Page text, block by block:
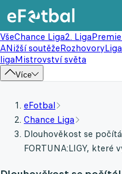
VšeChance Liga2. Liga
ANižší soutěžeRozhovory
ligaMistrovství světa
Více
eFotbal
Chance Liga
Dlouhověkost se
FORTUNA:LIGY, které